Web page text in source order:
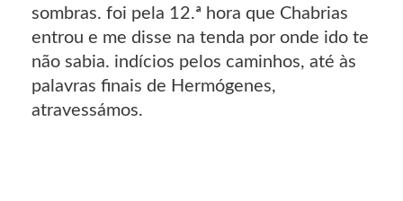
sombras. foi pela 12.ª hora que Chabrias
entrou e me disse na tenda por onde ido te
não sabia. indícios pelos caminhos, até às
palavras finais de Hermógenes,
atravessámos.